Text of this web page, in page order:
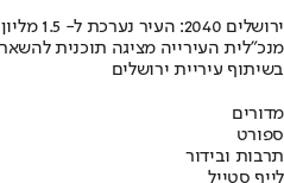
ירושלים 2040: העיר נערכת ל- 1.5 מליון תושבים
מנכ"לית העירייה מציגה תוכנית
בשיתוף עיריית ירושלים
מדורים
ספורט
תרבות ובידור
לייף סטייל